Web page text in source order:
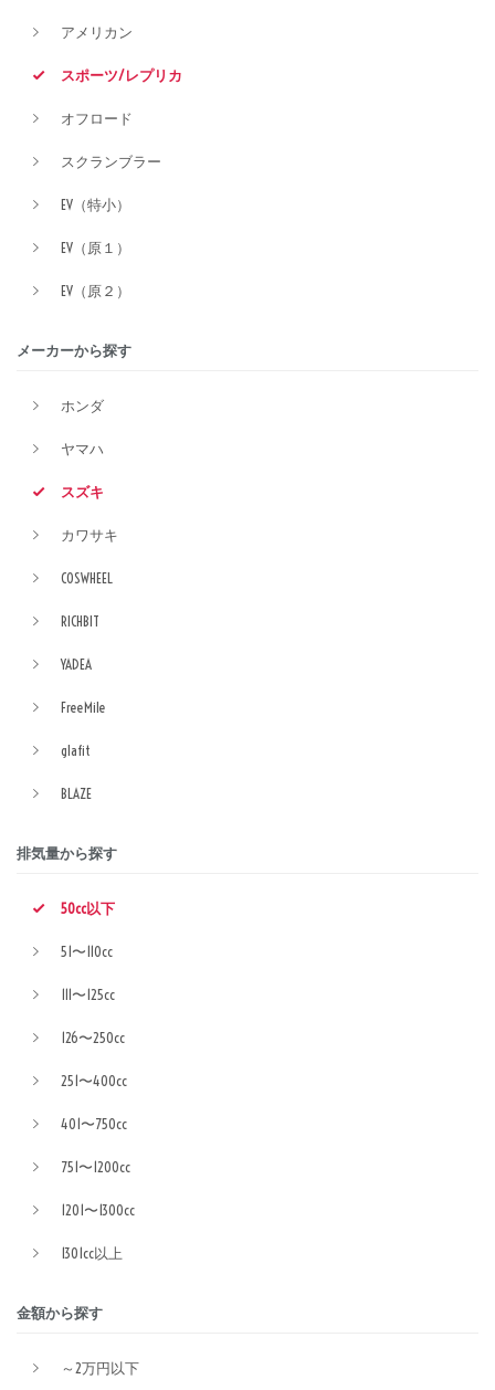
アメリカン
スポーツ/レプリカ
オフロード
スクランブラー
EV（特小）
EV（原１）
EV（原２）
メーカーから探す
ホンダ
ヤマハ
スズキ
カワサキ
COSWHEEL
RICHBIT
YADEA
FreeMile
glafit
BLAZE
排気量から探す
50cc以下
51〜110cc
111〜125cc
126〜250cc
251〜400cc
401〜750cc
751〜1200cc
1201〜1300cc
1301cc以上
金額から探す
～2万円以下